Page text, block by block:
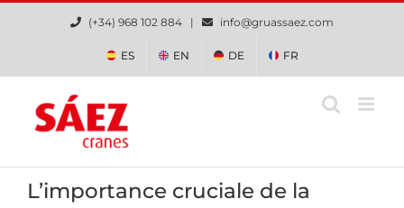
Skip
(+34) 968 102 884 | info@gruassaez.com
ES EN DE FR
L’importance cruciale de la